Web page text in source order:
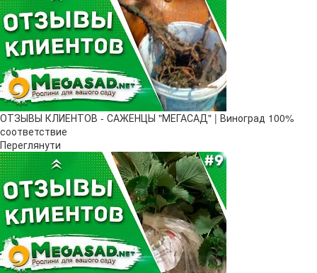
ОТЗЫВЫ КЛИЕНТОВ - САЖЕНЦЫ "МЕГАСАД" | Виноград 100%
соответствие
Переглянути